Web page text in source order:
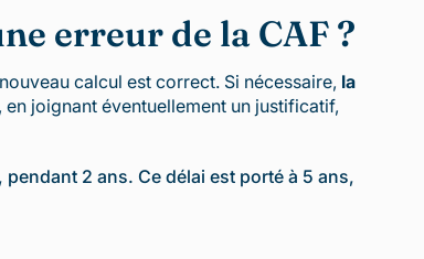
erreur de la CAF ?
calcul est correct. Si nécessaire, la
joignant éventuellement un justificatif,
2 ans. Ce délai est porté à 5 ans,